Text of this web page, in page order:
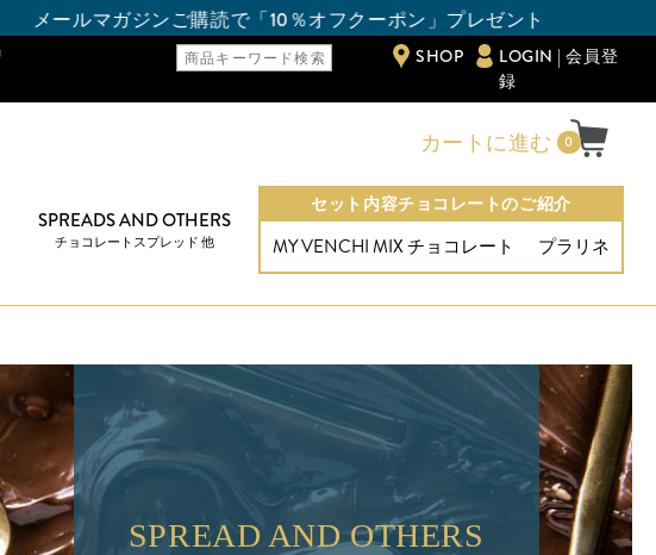
「10％オフクーポン」プレゼント
SHOP
LOGIN | 会員登
録
カートに進む 0
SPREADS AND OTHERS
チョコレートスプレッド 他
セット内容チョコレートのご紹介
MY VENCHI MIX チョコレート プラリネ
SPREAD AND OTHERS